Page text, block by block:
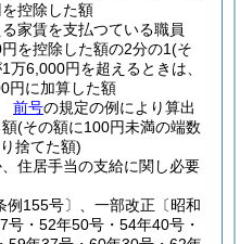
控除した額
家賃を支払つている職員
を控除した額の2分の1(そ
万6,000円を超えるときは、
円に加算した額
前号の規定の例により算出
(その額に100円未満の端数
捨てた額)
住居手当の支給に関し必要
例155号〕、一部改正〔昭和
・52年50号・54年40号・